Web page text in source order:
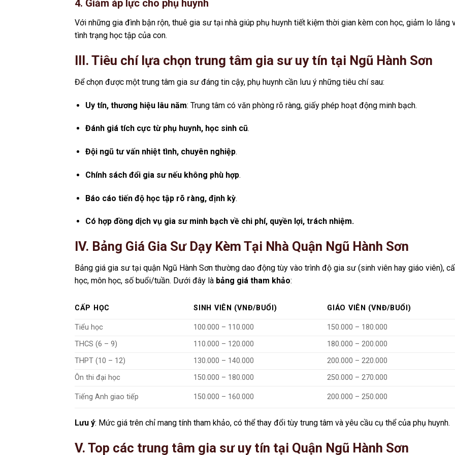
4. Giảm áp lực cho phụ huynh
Với những gia đình bận rộn, thuê gia sư tại nhà giúp phụ huynh tiết kiệm thời gian kèm con học, giảm lo lắng
tình trạng học tập của con.
III. Tiêu chí lựa chọn trung tâm gia sư uy tín tại Ngũ Hành Sơn
Để chọn được một trung tâm gia sư đáng tin cậy, phụ huynh cần lưu ý những tiêu chí sau:
Uy tín, thương hiệu lâu năm: Trung tâm có văn phòng rõ ràng, giấy phép hoạt động minh bạch.
Đánh giá tích cực từ phụ huynh, học sinh cũ.
Đội ngũ tư vấn nhiệt tình, chuyên nghiệp.
Chính sách đổi gia sư nếu không phù hợp.
Báo cáo tiến độ học tập rõ ràng, định kỳ.
Có hợp đồng dịch vụ gia sư minh bạch về chi phí, quyền lợi, trách nhiệm.
IV. Bảng Giá Gia Sư Dạy Kèm Tại Nhà Quận Ngũ Hành Sơn
Bảng giá gia sư tại quận Ngũ Hành Sơn thường dao động tùy vào trình độ gia sư (sinh viên hay giáo viên),
học, môn học, số buổi/tuần. Dưới đây là bảng giá tham khảo:
CẤP HỌC SINH VIÊN (VNĐ/BUỔI) GIÁO VIÊN (VNĐ/BUỔI)
Tiểu học 100.000 – 110.000
150.000 – 180.000
THCS (6 – 9)
110.000 – 120.000
180.000 – 200.000
THPT (10 – 12)
130.000 – 140.000
200.000 – 220.000
Ôn thi đại học
150.000 – 180.000 250.000 – 270.000
Tiếng Anh giao tiếp 150.000 – 160.000 200.000 – 250.000
Lưu ý: Mức giá trên chỉ mang tính tham khảo, có thể thay đổi tùy trung tâm và yêu cầu cụ thể của phụ huynh.
V. Top các trung tâm gia sư uy tín tại Quận Ngũ Hành Sơn